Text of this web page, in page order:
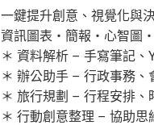
一鍵提升創意、視覺化與
資訊圖表‧簡報‧心智圖
＊ 資料解析 – 手寫筆記、
＊ 辦公助手 – 行政事務、
＊ 旅行規劃 – 行程安排、
＊ 行動創意整理 – 協助思